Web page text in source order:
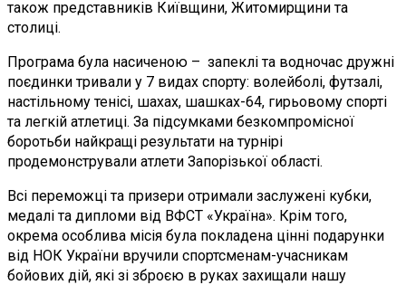
також представників Київщини, Житомирщини та
столиці.
Програма була насиченою – запеклі та водночас дружні
поєдинки тривали у 7 видах спорту: волейболі, футзалі,
настільному тенісі, шахах, шашках-64, гирьовому спорті
та легкій атлетиці. За підсумками безкомпромісної
боротьби найкращі результати на турнірі
продемонстрували атлети Запорізької області.
Всі переможці та призери отримали заслужені кубки,
медалі та дипломи від ВФСТ «Україна». Крім того,
окрема особлива місія була покладена цінні подарунки
від НОК України вручили спортсменам-учасникам
бойових дій, які зі зброєю в руках захищали нашу